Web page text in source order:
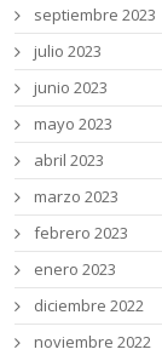
septiembre 2023
julio 2023
junio 2023
mayo 2023
abril 2023
marzo 2023
febrero 2023
enero 2023
diciembre 2022
noviembre 2022